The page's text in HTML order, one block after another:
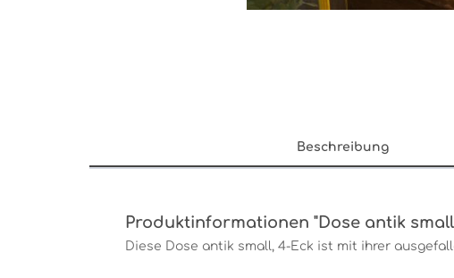
Beschreibung
Produktinformationen "Dose antik
Diese Dose antik small, 4-Eck ist mit ihrer